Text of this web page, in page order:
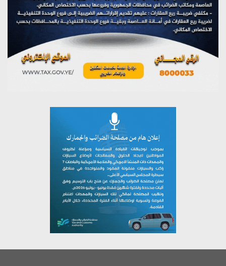
مؤتمر صحفي لمركز عين الإنسانية حول جرائم تحالف العدوان
على اليمن
يوليو 27, 2026